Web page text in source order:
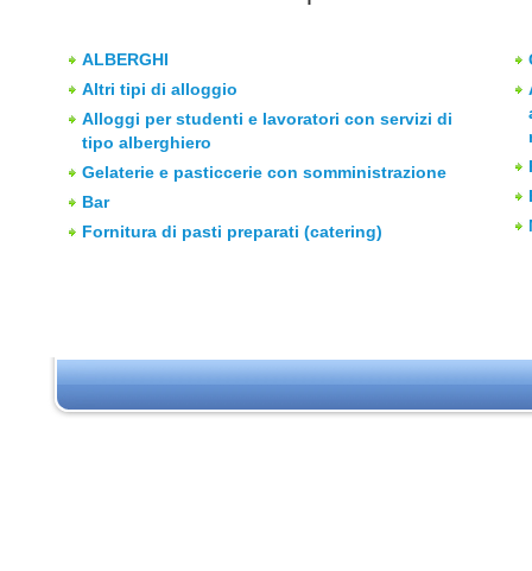
ALBERGHI
Altri tipi di alloggio
Alloggi per studenti e lavoratori con servizi di
tipo alberghiero
Gelaterie e pasticcerie con somministrazione
Bar
Fornitura di pasti preparati (catering)